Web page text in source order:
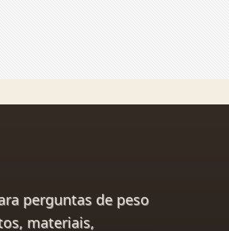
perguntas de peso
materiais,